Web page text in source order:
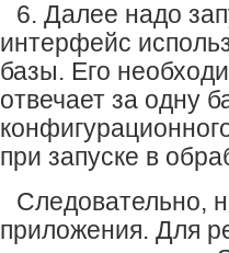
6. Далее надо
интерфейс
базы. Его
отвечает за одну
при запуске в
Следовательно,
приложения. Для